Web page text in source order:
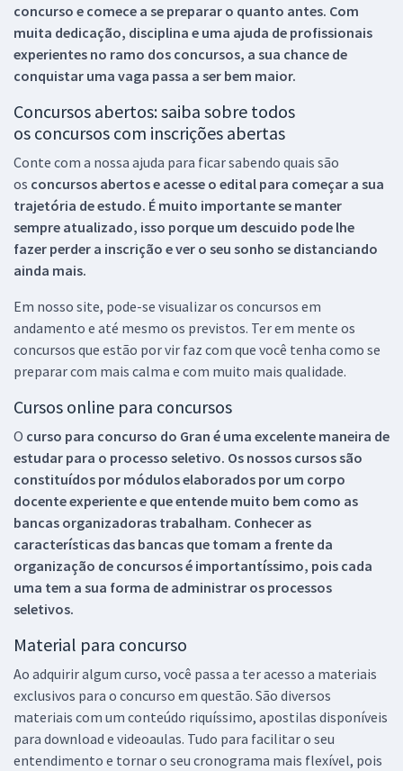
concurso e comece a se preparar o quanto antes. Com
muita dedicação, disciplina e uma ajuda de profissionais
experientes no ramo dos concursos, a sua chance de
conquistar uma vaga passa a ser bem maior.
Concursos abertos: saiba sobre todos
os concursos com inscrições abertas
Conte com a nossa ajuda para ficar sabendo quais são
os concursos abertos e acesse o edital para começar a sua
trajetória de estudo. É muito importante se manter
sempre atualizado, isso porque um descuido pode lhe
fazer perder a inscrição e ver o seu sonho se distanciando
ainda mais.
Em nosso site, pode-se visualizar os concursos em
andamento e até mesmo os previstos. Ter em mente os
concursos que estão por vir faz com que você tenha como se
preparar com mais calma e com muito mais qualidade.
Cursos online para concursos
O curso para concurso do Gran é uma excelente maneira de
estudar para o processo seletivo. Os nossos cursos são
constituídos por módulos elaborados por um corpo
docente experiente e que entende muito bem como as
bancas organizadoras trabalham. Conhecer as
características das bancas que tomam a frente da
organização de concursos é importantíssimo, pois cada
uma tem a sua forma de administrar os processos
seletivos.
Material para concurso
Ao adquirir algum curso, você passa a ter acesso a materiais
exclusivos para o concurso em questão. São diversos
materiais com um conteúdo riquíssimo, apostilas disponíveis
para download e videoaulas. Tudo para facilitar o seu
entendimento e tornar o seu cronograma mais flexível, pois